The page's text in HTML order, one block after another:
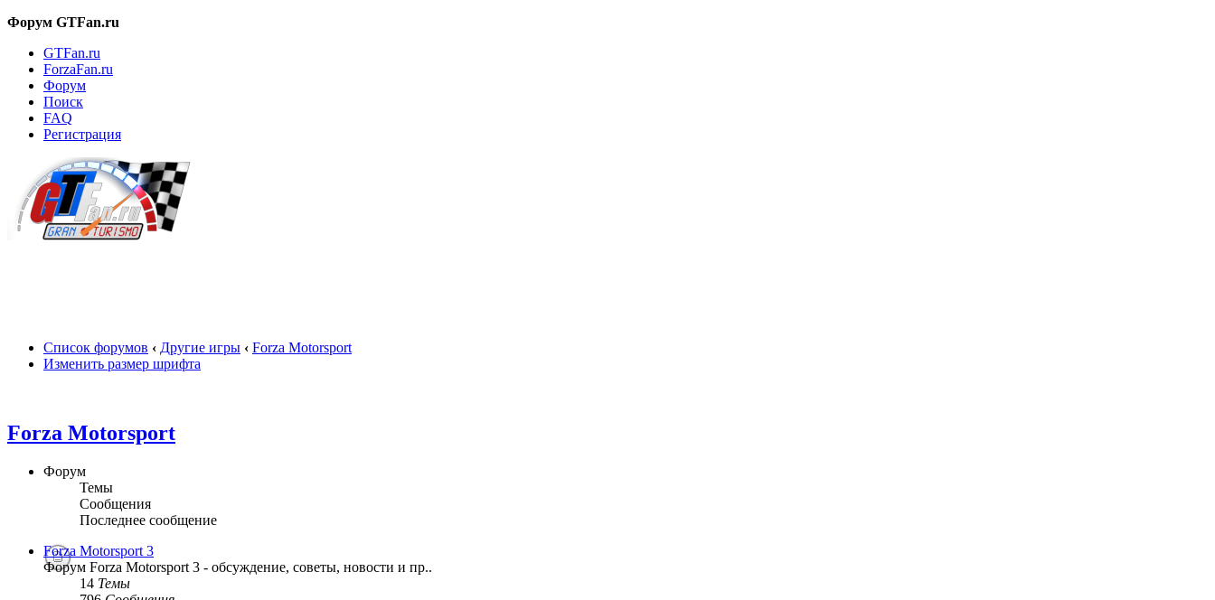
Форум GTFan.ru
GTFan.ru
ForzaFan.ru
Форум
Поиск
FAQ
Регистрация
Список форумов ‹ Другие игры ‹ Forza Motorsport
Изменить размер шрифта
Forza Motorsport
Форум
Темы
Сообщения
Последнее сообщение
Forza Motorsport 3
Форум Forza Motorsport 3 - обсуждение, советы, новости и пр..
14 Темы